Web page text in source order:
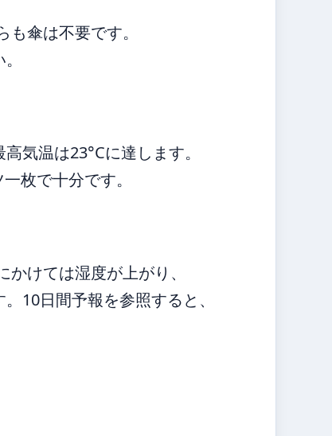
傘は不要です。
気温は23°Cに達します。
枚で十分です。
けては湿度が上がり、
10日間予報を参照すると、